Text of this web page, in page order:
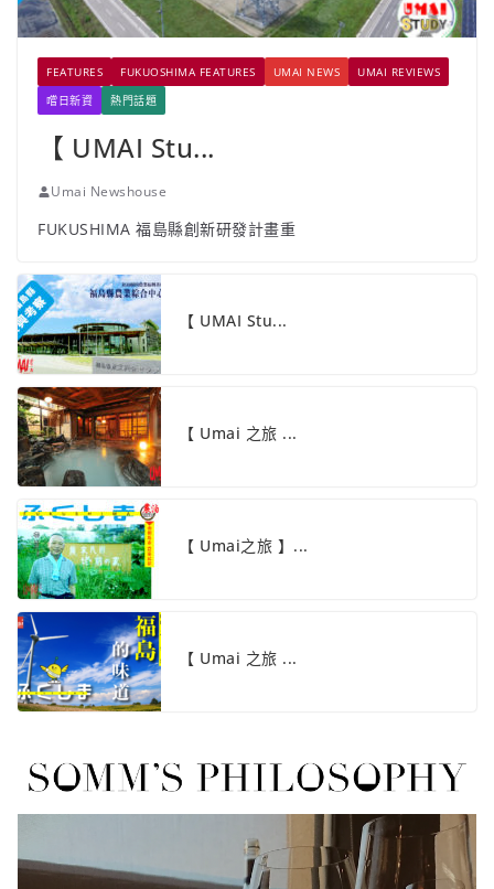
FEATURES FUKUOSHIMA FEATURES UMAI NEWS
UMAI REVIEWS
嚐日新資
熱門話題
【 UMAI Stu...
Umai Newshouse
FUKUSHIMA 福島縣創新研發計畫重
【 UMAI Stu...
【 Umai 之旅 ...
【 Umai之旅 】...
【 Umai 之旅 ...